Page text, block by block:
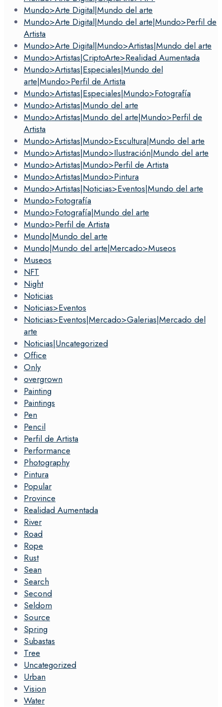
Mundo>Arte Digital|Mundo del arte
Mundo>Arte Digital|Mundo del arte|Mundo>Perfil de
Artista
Mundo>Arte Digital|Mundo>Artistas|Mundo del arte
Mundo>Artistas|CriptoArte>Realidad Aumentada
Mundo>Artistas|Especiales|Mundo del
arte|Mundo>Perfil de Artista
Mundo>Artistas|Especiales|Mundo>Fotografía
Mundo>Artistas|Mundo del arte
Mundo>Artistas|Mundo del arte|Mundo>Perfil de
Artista
Mundo>Artistas|Mundo>Escultura|Mundo del arte
Mundo>Artistas|Mundo>Ilustración|Mundo del arte
Mundo>Artistas|Mundo>Perfil de Artista
Mundo>Artistas|Mundo>Pintura
Mundo>Artistas|Noticias>Eventos|Mundo del arte
Mundo>Fotografía
Mundo>Fotografía|Mundo del arte
Mundo>Perfil de Artista
Mundo|Mundo del arte
Mundo|Mundo del arte|Mercado>Museos
Museos
NFT
Night
Noticias
Noticias>Eventos
Noticias>Eventos|Mercado>Galerias|Mercado del
arte
Noticias|Uncategorized
Office
Only
overgrown
Painting
Paintings
Pen
Pencil
Perfil de Artista
Performance
Photography
Pintura
Popular
Province
Realidad Aumentada
River
Road
Rope
Rust
Sean
Search
Second
Seldom
Source
Spring
Subastas
Tree
Uncategorized
Urban
Vision
Water